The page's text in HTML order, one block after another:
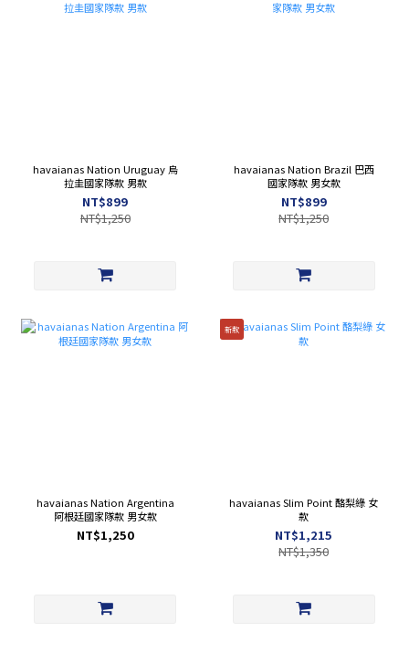
havaianas Nation Uruguay 烏
拉圭國家隊款 男款
NT$899
NT$1,250
havaianas Nation Brazil 巴西
國家隊款 男女款
NT$899
NT$1,250
havaianas Nation Argentina
阿根廷國家隊款 男女款
NT$1,250
新款
havaianas Slim Point 酪梨綠 女
款
NT$1,215
NT$1,350